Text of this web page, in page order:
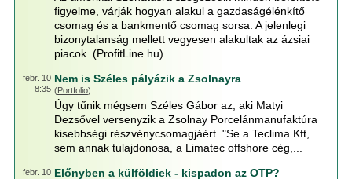
figyelme, várják hogyan alakul a gazdaságélénkítő
csomag és a bankmentő csomag sorsa. A jelenlegi
bizonytalanság mellett vegyesen alakultak az ázsiai
piacok. (ProfitLine.hu)
febr. 10
8:35
Nem is Széles pályázik a Zsolnayra
(Portfolio)
Úgy tűnik mégsem Széles Gábor az, aki Matyi
Dezsővel versenyzik a Zsolnay Porcelánmanufaktúra
kisebbségi részvénycsomagjáért. "Se a Teclima Kft,
sem annak tulajdonosa, a Limatec offshore cég,...
febr. 10 Előnyben a külföldiek - kispadon az OTP?